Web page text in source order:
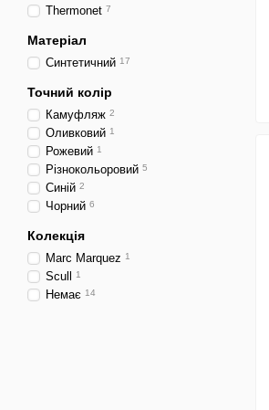
Thermonet 7
Матеріал
Синтетичний 17
Точний колір
Камуфляж 2
Оливковий 1
Рожевий 1
Різнокольоровий 5
Синій 2
Чорний 6
Колекція
Marc Marquez 1
Scull 1
Немає 14